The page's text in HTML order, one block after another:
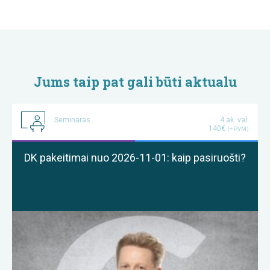
Jums taip pat gali būti aktualu
Seminaras
4 ak. val.
140€ (+ PVM)
DK pakeitimai nuo 2026-11-01: kaip pasiruošti?